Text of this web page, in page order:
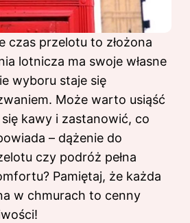
czas przelotu to złożona
lotnicza ma swoje własne
wyboru staje się
Może warto usiąść
kawy i zastanowić, co
– dążenie do
czy podróż pełna
Pamiętaj, że każda
w chmurach to cenny